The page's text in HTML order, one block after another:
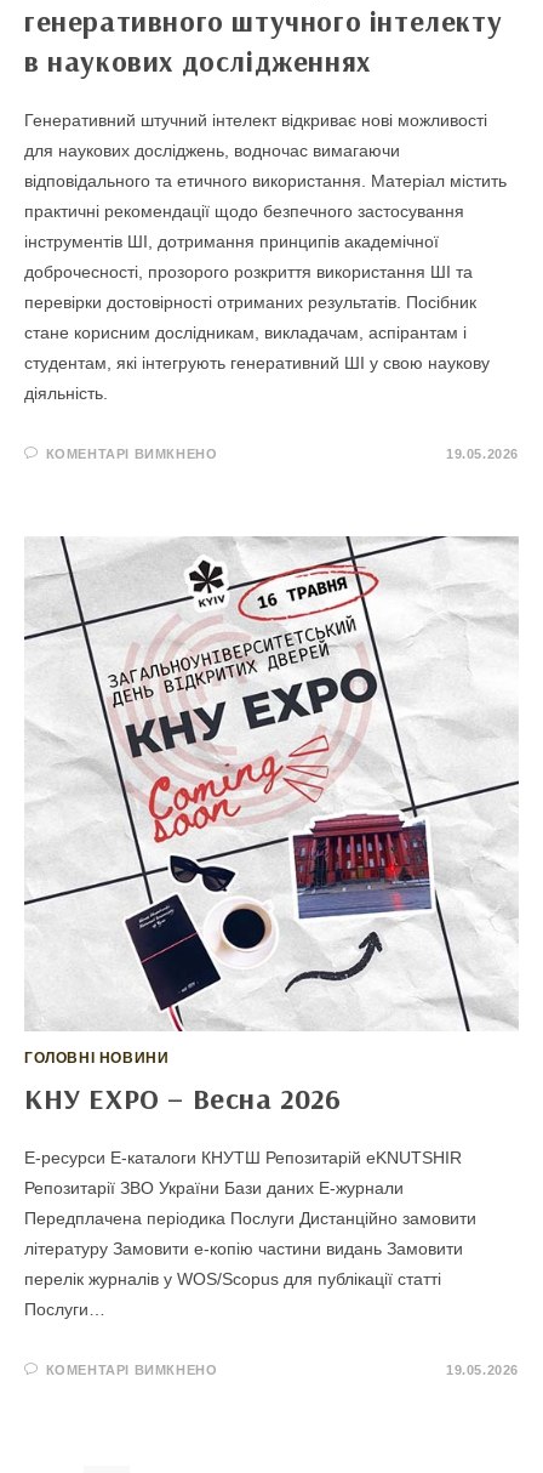
генеративного штучного інтелекту
в наукових дослідженнях
Генеративний штучний інтелект відкриває нові можливості
для наукових досліджень, водночас вимагаючи
відповідального та етичного використання. Матеріал містить
практичні рекомендації щодо безпечного застосування
інструментів ШІ, дотримання принципів академічної
доброчесності, прозорого розкриття використання ШІ та
перевірки достовірності отриманих результатів. Посібник
стане корисним дослідникам, викладачам, аспірантам і
студентам, які інтегрують генеративний ШІ у свою наукову
діяльність.
КОМЕНТАРІ ВИМКНЕНО
ГЕНЕРАТИВНОГО
ШТУЧНОГО
ІНТЕЛЕКТУ
В
НАУКОВИХ
ДОСЛІДЖЕННЯХ
19.05.2026
ГОЛОВНІ НОВИНИ
КНУ ЕХРО – Весна 2026
E-ресурси Е-каталоги КНУТШ Репозитарій eKNUTSHIR
Репозитарії ЗВО України Бази даних Е-журнали
Передплачена періодика Послуги Дистанційно замовити
літературу Замовити е-копію частини видань Замовити
перелік журналів у WOS/Scopus для публікації статті
Послуги…
КОМЕНТАРІ ВИМКНЕНО 19.05.2026